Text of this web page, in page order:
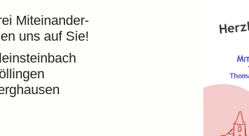
Miteinander-
uns auf Sie!